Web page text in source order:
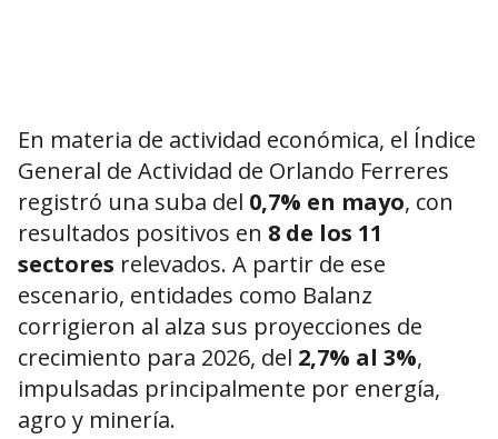
En materia de actividad económica, el Índice
General de Actividad de Orlando Ferreres
registró una suba del 0,7% en mayo, con
resultados positivos en 8 de los 11
sectores relevados. A partir de ese
escenario, entidades como Balanz
corrigieron al alza sus proyecciones de
crecimiento para 2026, del 2,7% al 3%,
impulsadas principalmente por energía,
agro y minería.